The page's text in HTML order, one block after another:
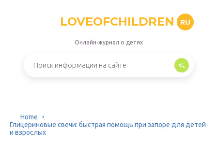
LOVEOFCHILDREN RU
Онлайн-журнал о детях
Home
Глицериновые свечи: быстрая помощь при запоре для детей
и взрослых